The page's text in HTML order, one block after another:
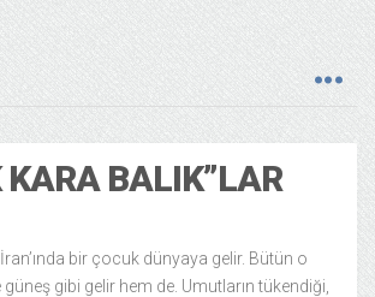
KARA BALIK”LAR
bir çocuk dünyaya gelir. Bütün o
güneş gibi gelir hem de. Umutların tükendiği,